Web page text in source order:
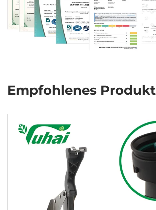
Empfohlenes Produkt